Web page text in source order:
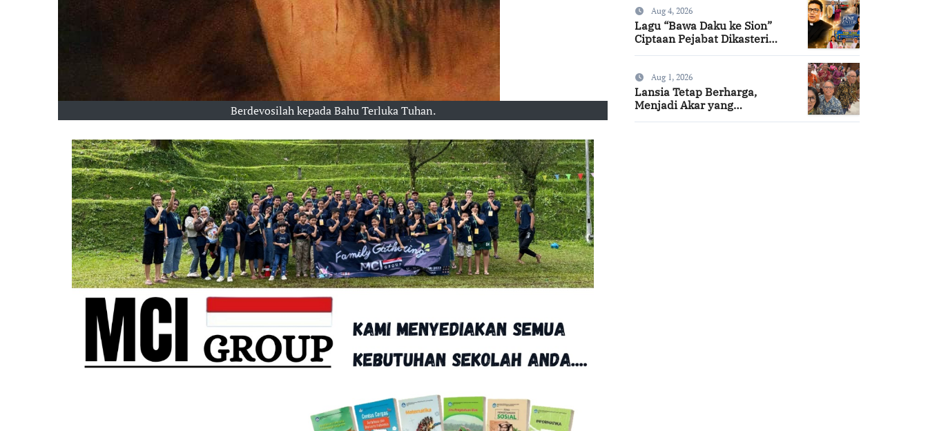
Berdevosilah kepada Bahu Terluka Tuhan.
Aug 4, 2026
Lagu “Bawa Daku ke Sion”
Ciptaan Pejabat Dikasteri
Aug 1, 2026
Lansia Tetap Berharga,
Menjadi Akar yang